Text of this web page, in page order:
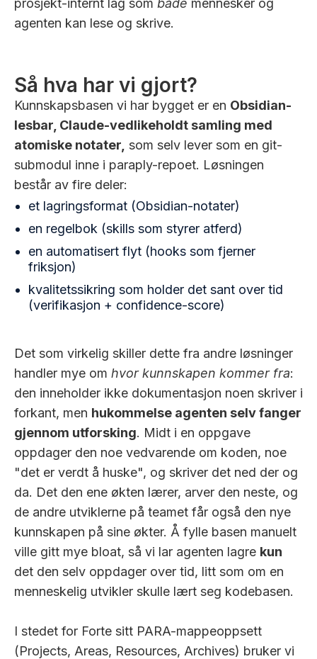
agenten kan lese og skrive.
Så hva har vi gjort?
Kunnskapsbasen vi har bygget er en Obsidian-
lesbar, Claude-vedlikeholdt samling med
atomiske notater, som selv lever som en git-
submodul inne i paraply-repoet. Løsningen
består av fire deler:
et lagringsformat (Obsidian-notater)
en regelbok (skills som styrer atferd)
en automatisert flyt (hooks som fjerner
friksjon)
kvalitetssikring som holder det sant over tid
(verifikasjon + confidence-score)
Det som virkelig skiller dette fra andre løsninger
handler mye om hvor kunnskapen kommer fra:
den inneholder ikke dokumentasjon noen skriver i
forkant, men hukommelse agenten selv fanger
gjennom utforsking. Midt i en oppgave
oppdager den noe vedvarende om koden, noe
"det er verdt å huske", og skriver det ned der og
da. Det den ene økten lærer, arver den neste, og
de andre utviklerne på teamet får også den nye
kunnskapen på sine økter. Å fylle basen manuelt
ville gitt mye bloat, så vi lar agenten lagre kun
det den selv oppdager over tid, litt som om en
menneskelig utvikler skulle lært seg kodebasen.
I stedet for Forte sitt PARA-mappeoppsett
(Projects, Areas, Resources, Archives) bruker vi